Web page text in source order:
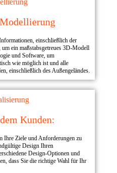
einschließlich der
ein maßstabsgetreues 3D-Modell
und Software, um
wie möglich ist und alle
einschließlich des Außengeländes.
Kunden:
Ihre Ziele und Anforderungen zu
Design Ihren
Design-Optionen und
dass Sie die richtige Wahl für Ihr